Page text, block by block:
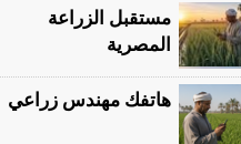
مستقبل الزراعة
المصرية
هاتفك مهندس زراعي